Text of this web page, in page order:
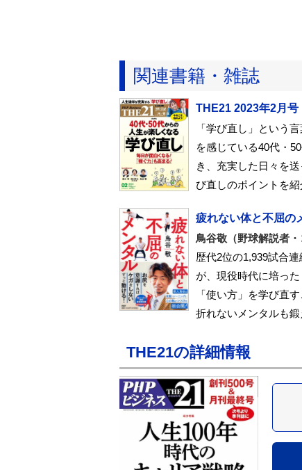
関連書籍・雑誌
THE21 2023年2月号
「学び直し」という
を感じている40代・
き、充実した日々を
び直しのポイントを紹
疲れない体と不屈の
鳥谷敬（野球解説者・
歴代2位の1,939試合
が、現役時代に培っ
「使い方」を学び直
折れないメンタルも鍛
THE21の詳細情報